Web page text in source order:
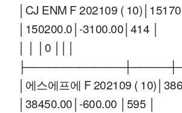
│CJ ENM F 202109 (
│150200.0│-3100.00│414 │
│ │ │0 │││
│에스에프에 F 202109 (
│38450.00│-600.00 │595 │